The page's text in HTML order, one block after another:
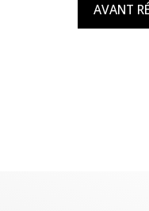
AVANT